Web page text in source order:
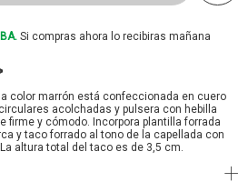
Si compras ahora lo recibiras mañana
color marrón está confeccionada en cuero
acolchadas y pulsera con hebilla
firme y cómodo. Incorpora plantilla forrada
y taco forrado al tono de la capellada con
altura total del taco es de 3,5 cm.